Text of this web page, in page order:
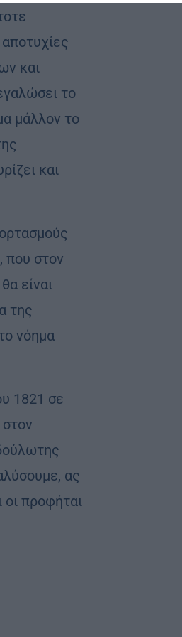
και
το
μάλλον το
και
που στον
είναι
της
νόημα
1821 σε
ας
οι προφήται